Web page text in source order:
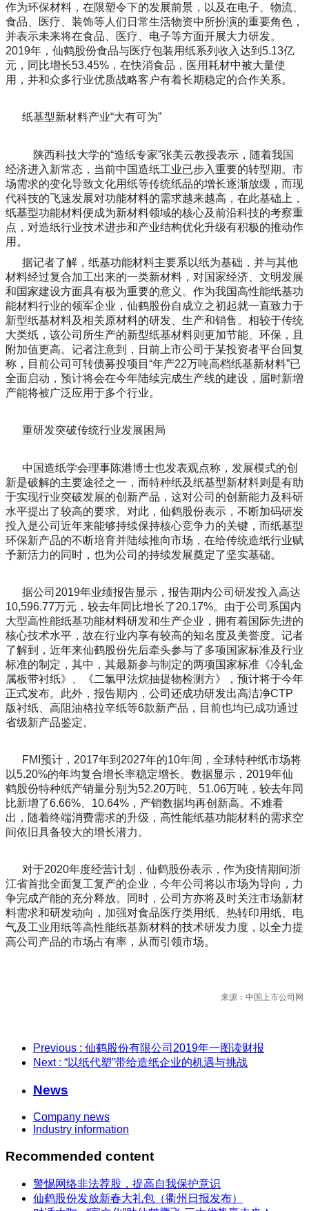
作为环保材料，在限塑令下的发展前景，以及在电子、物流、
食品、医疗、装饰等人们日常生活物资中所扮演的重要角色，
并表示未来将在食品、医疗、电子等方面开展大力研发。
2019年，仙鹤股份食品与医疗包装用纸系列收入达到5.13亿
元，同比增长53.45%，在快消食品，医用耗材中被大量使
用，并和众多行业优质战略客户有着长期稳定的合作关系。
纸基型新材料产业“大有可为”
陕西科技大学的“造纸专家”张美云教授表示，随着我国
经济进入新常态，当前中国造纸工业已步入重要的转型期。市
场需求的变化导致文化用纸等传统纸品的增长逐渐放缓，而现
代科技的飞速发展对功能材料的需求越来越高，在此基础上，
纸基型功能材料便成为新材料领域的核心及前沿科技的考察重
点，对造纸行业技术进步和产业结构优化升级有积极的推动作
用。
据记者了解，纸基功能材料主要系以纸为基础，并与其他
材料经过复合加工出来的一类新材料，对国家经济、文明发展
和国家建设方面具有极为重要的意义。作为我国高性能纸基功
能材料行业的领军企业，仙鹤股份自成立之初起就一直致力于
新型纸基材料及相关原材料的研发、生产和销售。相较于传统
大类纸，该公司所生产的新型纸基材料则更加节能、环保，且
附加值更高。记者注意到，日前上市公司于某投资者平台回复
称，目前公司可转债募投项目“年产22万吨高档纸基新材料”已
全面启动，预计将会在今年陆续完成生产线的建设，届时新增
产能将被广泛应用于多个行业。
重研发突破传统行业发展困局
中国造纸学会理事陈港博士也发表观点称，发展模式的创
新是破解的主要途径之一，而特种纸及纸基型新材料则是有助
于实现行业突破发展的创新产品，这对公司的创新能力及科研
水平提出了较高的要求。对此，仙鹤股份表示，不断加码研发
投入是公司近年来能够持续保持核心竞争力的关键，而纸基型
环保新产品的不断培育并陆续推向市场，在给传统造纸行业赋
予新活力的同时，也为公司的持续发展奠定了坚实基础。
据公司2019年业绩报告显示，报告期内公司研发投入高达
10,596.77万元，较去年同比增长了20.17%。由于公司系国内
大型高性能纸基功能材料研发和生产企业，拥有着国际先进的
核心技术水平，故在行业内享有较高的知名度及美誉度。记者
了解到，近年来仙鹤股份先后牵头参与了多项国家标准及行业
标准的制定，其中，其最新参与制定的两项国家标准《冷轧金
属板带衬纸》、《二氯甲法烷抽提物检测方》，预计将于今年
正式发布。此外，报告期内，公司还成功研发出高洁净CTP
版衬纸、高阻油格拉辛纸等6款新产品，目前也均已成功通过
省级新产品鉴定。
FMI预计，2017年到2027年的10年间，全球特种纸市场将
以5.20%的年均复合增长率稳定增长。数据显示，2019年仙
鹤股份特种纸产销量分别为52.20万吨、51.06万吨，较去年同
比新增了6.66%、10.64%，产销数据均再创新高。不难看
出，随着终端消费需求的升级，高性能纸基功能材料的需求空
间依旧具备较大的增长潜力。
对于2020年度经营计划，仙鹤股份表示，作为疫情期间浙
江省首批全面复工复产的企业，今年公司将以市场为导向，力
争完成产能的充分释放。同时，公司方亦将及时关注市场新材
料需求和研发动向，加强对食品医疗类用纸、热转印用纸、电
气及工业用纸等高性能纸基新材料的技术研发力度，以全力提
高公司产品的市场占有率，从而引领市场。
来源： 中国上市公司网
Previous : 仙鹤股份有限公司2019年一图读财报
Next : “以纸代塑”带给造纸企业的机遇与挑战
News
Company news
Industry information
Recommended content
警惕网络非法荐股，提高自我保护意识
仙鹤股份发放新春大礼包（衢州日报发布）